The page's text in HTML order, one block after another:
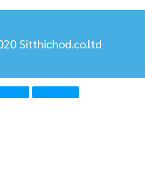
Sitthichod.co.ltd